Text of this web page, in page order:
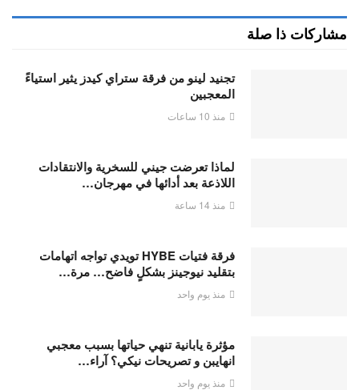
مشاركات ذا صلة
تجنيد لينو من فرقة ستراي كيدز يثير استياءً
المعجبين
منذ 10 ساعات
لماذا تعرضت جيني للسخرية والانتقادات
اللاذعة بعد أدائها في مهرجان…
منذ 14 ساعة
فرقة فتيات HYBE تويدي تواجه اتهامات
بتقليد نيوجينز بشكلٍ فاضح… مرة…
منذ يوم واحد
مؤثرة يابانية تنهي حياتها بسبب معجبي
انهايبن و تصريحات نيكي؟ آراء…
منذ يوم واحد